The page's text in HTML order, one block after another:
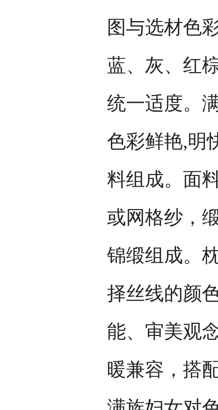
图与选材色
蓝、灰、红
统一适度。
色彩鲜艳,明
料组成。面
或网格纱，
锦缎组成。
择丝线的颜
能、审美观
暖兼容，搭